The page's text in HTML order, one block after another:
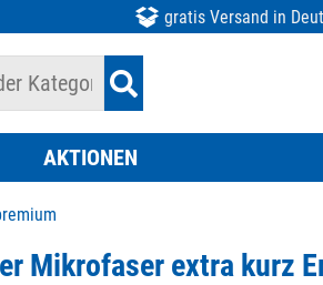
gratis Versand in
AKTIONEN
Mikrofaser extra kurz